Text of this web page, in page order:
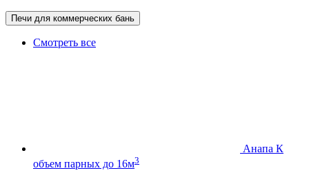
Печи для коммерческих бань
Смотреть все
Анапа К
объем парных до 16м3